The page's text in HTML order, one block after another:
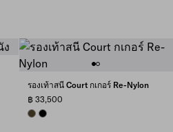
รองเท้าสนี Court กเกอร์ Re-Nylon
฿ 33,500
OLIVE GREEN
BLACK